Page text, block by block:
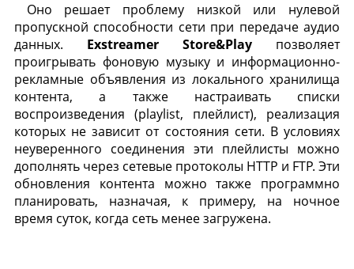
Оно решает проблему низкой или нулевой
пропускной способности сети при передаче аудио
данных. Exstreamer Store&Play позволяет
проигрывать фоновую музыку и информационно-
рекламные объявления из локального хранилища
контента, а также настраивать списки
воспроизведения (playlist, плейлист), реализация
которых не зависит от состояния сети. В условиях
неуверенного соединения эти плейлисты можно
дополнять через сетевые протоколы HTTP и FTP. Эти
обновления контента можно также программно
планировать, назначая, к примеру, на ночное
время суток, когда сеть менее загружена.